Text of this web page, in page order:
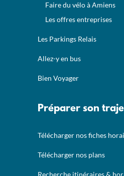
Faire du vélo à Amiens
Les offres entreprises
Les Parkings Relais
Allez-y en bus
Bien Voyager
Préparer son
Télécharger nos fiches
Télécharger nos plans